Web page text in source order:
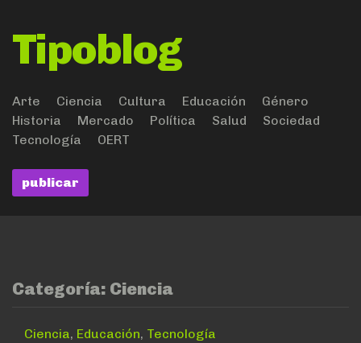
Tipoblog
Arte Ciencia Cultura Educación
Género
Historia
Mercado Política Salud
Sociedad
Tecnología
OERT
publicar
Categoría: Ciencia
Ciencia, Educación, Tecnología